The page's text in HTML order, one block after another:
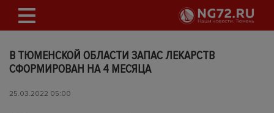
В ТЮМЕНСКОЙ ОБЛАСТИ ЗАПАС ЛЕКАРСТВ
СФОРМИРОВАН НА 4 МЕСЯЦА
25.03.2022 05:00